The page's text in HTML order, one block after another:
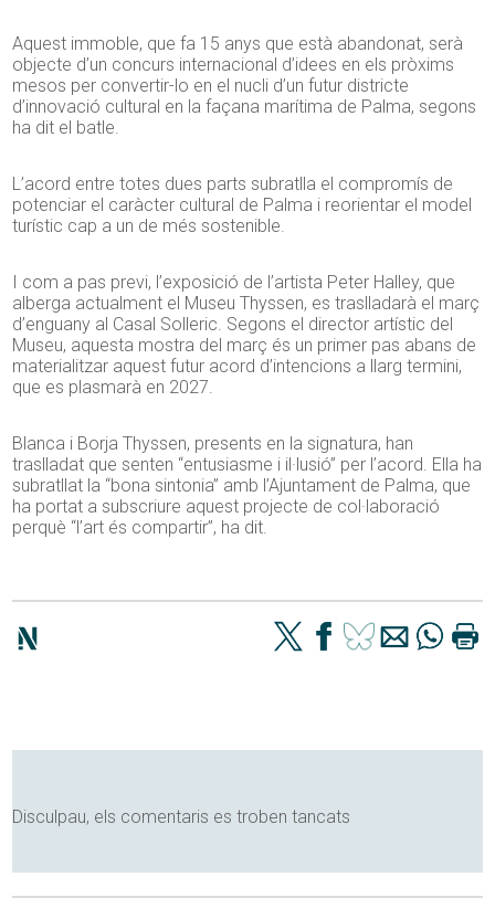
Aquest immoble, que fa 15 anys que està abandonat, serà
objecte d’un concurs internacional d’idees en els pròxims
mesos per convertir-lo en el nucli d’un futur districte
d’innovació cultural en la façana marítima de Palma, segons
ha dit el batle.
L’acord entre totes dues parts subratlla el compromís de
potenciar el caràcter cultural de Palma i reorientar el model
turístic cap a un de més sostenible.
I com a pas previ, l’exposició de l’artista Peter Halley, que
alberga actualment el Museu Thyssen, es traslladarà el març
d’enguany al Casal Solleric. Segons el director artístic del
Museu, aquesta mostra del març és un primer pas abans de
materialitzar aquest futur acord d’intencions a llarg termini,
que es plasmarà en 2027.
Blanca i Borja Thyssen, presents en la signatura, han
traslladat que senten “entusiasme i il·lusió” per l’acord. Ella ha
subratllat la “bona sintonia” amb l’Ajuntament de Palma, que
ha portat a subscriure aquest projecte de col·laboració
perquè “l’art és compartir”, ha dit.
Disculpau, els comentaris es troben tancats